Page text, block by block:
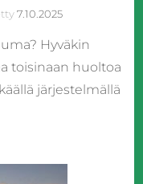
7.10.2025
Hyväkin
toisinaan huoltoa
järjestelmällä